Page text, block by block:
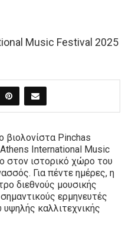
Music Festival 2025
βιολονίστα Pinchas
International Music
στον ιστορικό χώρο του
Για πέντε ημέρες, η
διεθνούς μουσικής
ερμηνευτές
καλλιτεχνικής